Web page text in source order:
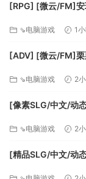
游戏简介
戏开创性地在此类
游戏特色：
1. 内政经营模式
城市都会有税收进
2. 自治施行指令
通过“搜索”指令可
[RPG] [微云/FM]安珀的拥抱/Amber Embraces/AI汉化+无码 pc
⇘电脑游戏 1
[ADV] [微云/FM]栗栗诊所～新人护士的养成方法～/くりくりクリ
⇘电脑游戏 2
[像素SLG/中文/动
⇘电脑游戏 2
[精品SLG/中文/动